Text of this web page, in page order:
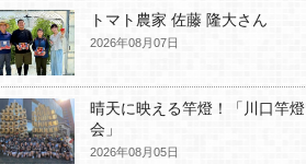
トマト農家 佐藤 隆大さん
2026年08月07日
晴天に映える竿燈！「川口竿燈
会」
2026年08月05日